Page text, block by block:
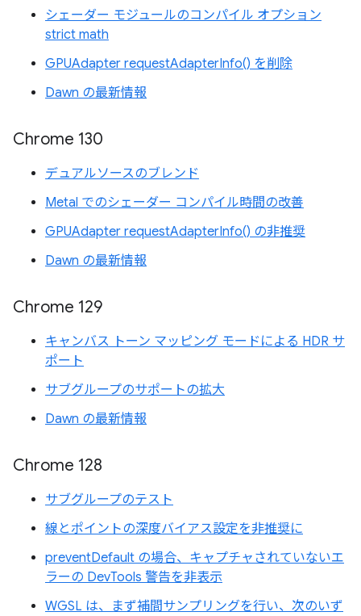
シェーダー モジュールのコンパイル オプション
strict math
GPUAdapter requestAdapterInfo() を削除
Dawn の最新情報
Chrome 130
デュアルソースのブレンド
Metal でのシェーダー コンパイル時間の改善
GPUAdapter requestAdapterInfo() の非推奨
Dawn の最新情報
Chrome 129
キャンバス トーン マッピング モードによる HDR サ
ポート
サブグループのサポートの拡大
Dawn の最新情報
Chrome 128
サブグループのテスト
線とポイントの深度バイアス設定を非推奨に
preventDefault の場合、キャプチャされていないエ
ラーの DevTools 警告を非表示
WGSL は、まず補間サンプリングを行い、次のいず